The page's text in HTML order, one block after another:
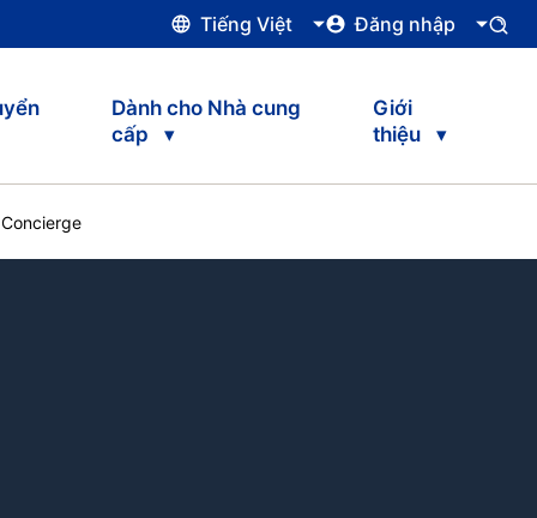
Tiếng Việt Đăng nhập
Dành cho Nhà cung
cấp
Giới
thiệu